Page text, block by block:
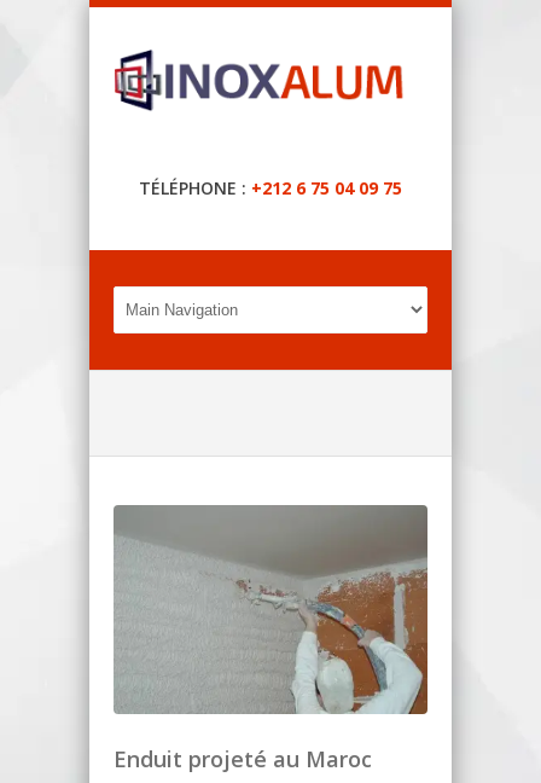
TÉLÉPHONE : +212 6 75 04 09 75
Enduit projeté au Maroc